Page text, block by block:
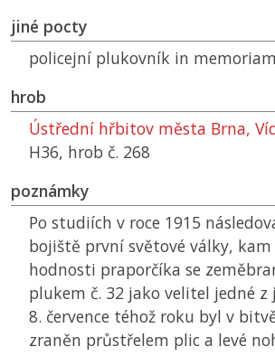
jiné pocty
policejní plukovník in
hrob
Ústřední hřbitov města Brna,
H36, hrob č. 268
poznámky
Po studiích v roce 1915
bojiště první světové války,
hodnosti praporčíka se
plukem č. 32 jako velitel jedné z
8. července téhož roku byl v
zraněn průstřelem plic a levé